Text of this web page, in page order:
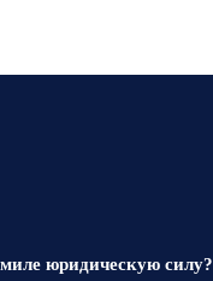
юридическую силу?